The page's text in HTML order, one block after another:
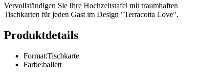
Vervollständigen Sie Ihre Hochzeitstafel mit traumhaften
Tischkarten für jeden Gast im Design "Terracotta Love".
Produktdetails
Format:Tischkarte
Farbe:ballett